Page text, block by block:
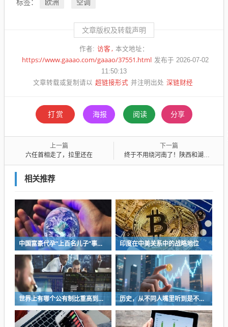
标签：
文章版权及转载声明
作者: 访客 本文地址：
https://www.gaaao.com/gaaao/37551.html 发布于 2026-07-02
11:50:13
文章转载或复制请以 超链接形式 并注明出处 深链财经
打赏 海报 阅读 分享
上一篇
六任首相走了，拉里还在
下一篇
终于不用绕河南了！陕西和湖北，刚刚打通
相关推荐
中国富豪代孕“上百名儿子”事件背后的真正危机 印度在中美关系中的战略地位
世界上有哪个公有制比重高到百分之七八十经济发展还很好的？一个都没有 历史，从不同人嘴里听到是不一样的